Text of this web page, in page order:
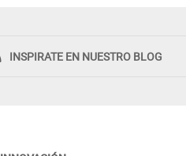
INSPIRATE EN NUESTRO BLOG